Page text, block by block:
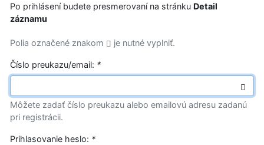
Po prihlásení budete presmerovaní na stránku Detail
záznamu
Polia označené znakom je nutné vyplniť.
Číslo preukazu/email: *
Môžete zadať číslo preukazu alebo emailovú adresu zadanú
pri registrácii.
Prihlasovanie heslo: *